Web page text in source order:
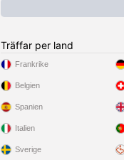
Träffar per land
Frankrike
Belgien
Spanien
Italien
Sverige